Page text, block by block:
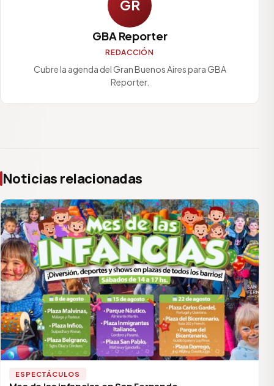
GR
GBA Reporter
REDACCIÓN
Cubre la agenda del Gran Buenos Aires para GBA
Reporter.
Noticias relacionadas
ESPECTÁCULOS